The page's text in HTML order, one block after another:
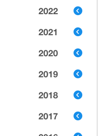
2022
2021
2020
2019
2018
2017